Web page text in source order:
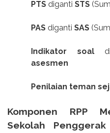
PTS diganti STS
PAS diganti SAS
Indikator soal
asesmen
Penilaian teman
Komponen RPP
Sekolah